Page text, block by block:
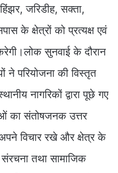
जरिडीह, सक्ता,
के क्षेत्रों को प्रत्यक्ष एवं
सुनवाई के दौरान
ने परियोजना की विस्तृत
नागरिकों द्वारा पूछे गए
का संतोषजनक उत्तर
विचार रखे और क्षेत्र के
तथा सामाजिक